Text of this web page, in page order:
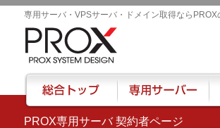
PROX専用サーバ 契約者ページ
専用サーバ・VPSサーバ・ドメイン取得ならPROX